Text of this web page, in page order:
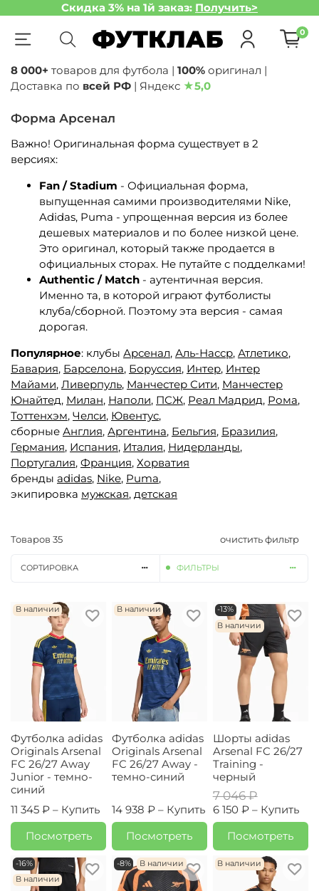
Скидка 3% на 1й заказ: Получить>
0
8 000+ товаров для футбола | 100% оригинал |
Доставка по всей РФ | Яндекс ★5,0
Форма Арсенал
Важно! Оригинальная форма существует в 2
версиях:
Fan / Stadium - Официальная форма,
выпущенная самими производителями Nike,
Adidas, Puma - упрощенная версия из более
дешевых материалов и по более низкой цене.
Это оригинал, который также продается в
официальных сторах. Не путайте с подделками!
Authentic / Match - аутентичная версия.
Именно та, в которой играют футболисты
клуба/сборной. Поэтому эта версия - самая
дорогая.
Популярное: клубы Арсенал, Аль-Насср, Атлетико,
Бавария, Барселона, Боруссия, Интер, Интер
Майами, Ливерпуль, Манчестер Сити, Манчестер
Юнайтед, Милан, Наполи, ПСЖ, Реал Мадрид, Рома,
Тоттенхэм, Челси, Ювентус,
сборные Англия, Аргентина, Бельгия, Бразилия,
Германия, Испания, Италия, Нидерланды,
Португалия, Франция, Хорватия
бренды adidas, Nike, Puma,
экипировка мужская, детская
Товаров 35 очистить фильтр
СОРТИРОВКА ФИЛЬТРЫ
В наличии
Футболка adidas
Originals Arsenal
FC 26/27 Away
Junior - темно-
синий
11 345 ₽ – Купить
Посмотреть
В наличии
Футболка adidas
Originals Arsenal
FC 26/27 Away -
темно-синий
14 938 ₽ – Купить
Посмотреть
-13%
В наличии
Шорты adidas
Arsenal FC 26/27
Training -
черный
7 046 ₽
6 150 ₽ – Купить
Посмотреть
-16%
В наличии
-8% В наличии В наличии